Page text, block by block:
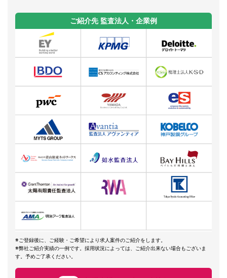
ご紹介先 監査法人・企業例
※ご登録後に、ご経験・ご希望により求人案件のご紹介をします。
※弊社ご紹介実績の一例です。採用状況によっては、ご紹介出来ない場合もございま
す。予めご了承ください。